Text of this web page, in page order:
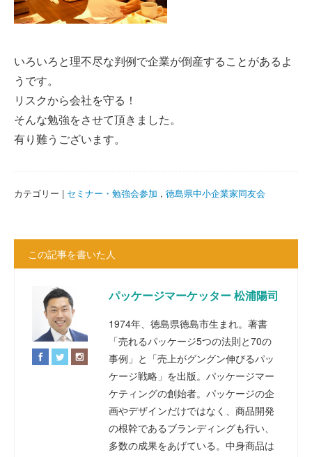
いろいろと理不尽な判例で企業が倒産することがあるよ
うです。
リスクから会社を守る！
そんな勉強をさせて頂きました。
有り難うございます。
カテゴリー | セミナー・勉強会参加 , 徳島県中小企業家同友会
この記事を書いた人
パッケージマーケッター 松浦陽司
1974年、徳島県徳島市生まれ。著書
「売れるパッケージ5つの法則と70の
事例」と「売上がグングン伸びるパッ
ケージ戦略」を出版。パッケージマー
ケティングの創始者。パッケージの企
画やデザインだけではなく、商品開発
の根幹であるブランディングも行い、
多数の成果をあげている。中身商品は